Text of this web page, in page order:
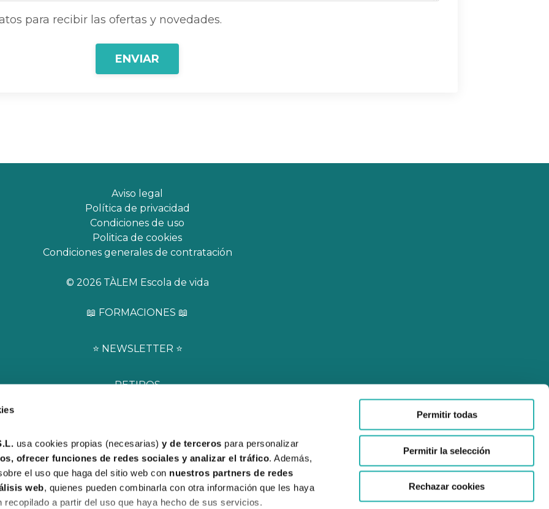
usa cookies propias (necesarias) y de terceros para personalizar
ofrecer funciones de redes sociales y analizar el tráfico. Además,
el uso que haga del sitio web con nuestros partners de redes
web, quienes pueden combinarla con otra información que les haya
recopilado a partir del uso que haya hecho de sus servicios.
Permitir todas
Permitir la selección
Rechazar cookies
para recibir las ofertas y novedades.
ENVIAR
Aviso legal
Política de privacidad
Condiciones de uso
Politica de cookies
Condiciones generales de contratación
© 2026 TÀLEM Escola de vida
📖 FORMACIONES 📖
⭐️ NEWSLETTER ⭐️
RETIROS
I CHING
VIAJES
ACOMPAÑAMIENTO